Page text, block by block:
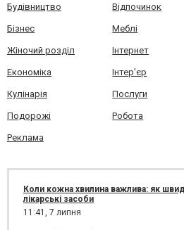
Будівництво Відпочинок
Бізнес Меблі
Жіночий розділ Інтернет
Економіка Інтер'єр
Кулінарія Послуги
Подорожі Робота
Реклама
Коли кожна хвилина важлива: як
лікарські засоби
11:41, 7 липня